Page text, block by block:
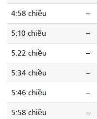
4:58 chiều --
5:10 chiều --
5:22 chiều --
5:34 chiều --
5:46 chiều --
5:58 chiều --